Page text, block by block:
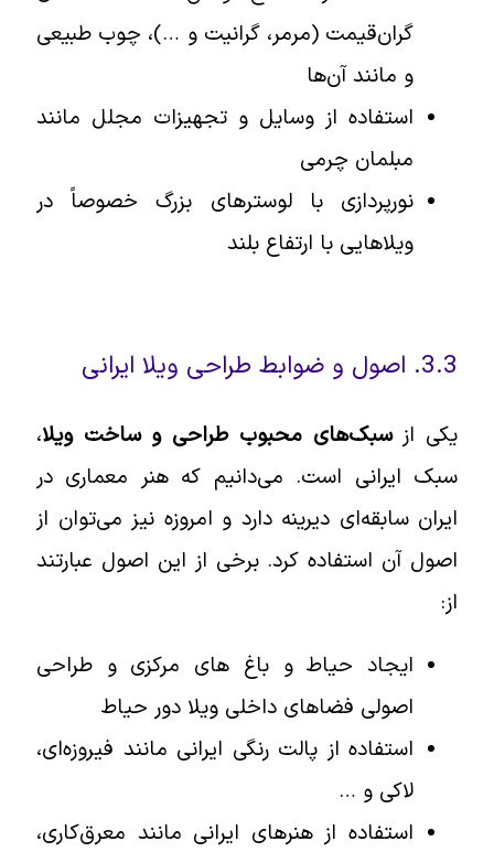
گران‌‎قیمت (مرمر، گرانیت و …)، چوب طبیعی
و مانند آن‌ها
استفاده از وسایل و تجهیزات مجلل مانند
مبلمان چرمی
نورپردازی با لوسترهای بزرگ خصوصاً در
ویلاهایی با ارتفاع بلند
3.3. اصول و ضوابط طراحی ویلا ایرانی
یکی از سبک‌های محبوب طراحی و ساخت ویلا ،
سبک ایرانی است. می‌دانیم که هنر معماری در
ایران سابقه‌ای دیرینه دارد و امروزه نیز می‌توان از
اصول آن استفاده کرد. برخی از این اصول عبارتند
ایجاد حیاط و باغ های مرکزی و طراحی
اصولی فضاهای داخلی ویلا دور حیاط
استفاده از پالت رنگی ایرانی مانند فیروزه‌ای،
لاکی و …
استفاده از هنرهای ایرانی مانند معرق‌کاری،